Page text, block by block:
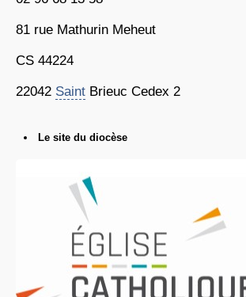
81 rue Mathurin Meheut
CS 44224
22042 Saint Brieuc Cedex 2
Le site du diocèse